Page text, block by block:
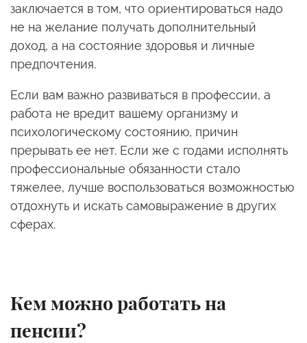
заключается в том, что ориентироваться надо
не на желание получать дополнительный
доход, а на состояние здоровья и личные
предпочтения.
Если вам важно развиваться в профессии, а
работа не вредит вашему организму и
психологическому состоянию, причин
прерывать ее нет. Если же с годами исполнять
профессиональные обязанности стало
тяжелее, лучше воспользоваться возможностью
отдохнуть и искать самовыражение в других
сферах.
Кем можно работать на
пенсии?